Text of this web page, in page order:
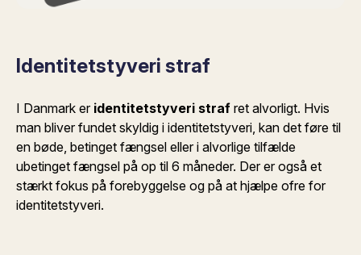
Identitetstyveri straf
I Danmark er identitetstyveri straf ret alvorligt. Hvis
man bliver fundet skyldig i identitetstyveri, kan det føre til
en bøde, betinget fængsel eller i alvorlige tilfælde
ubetinget fængsel på op til 6 måneder. Der er også et
stærkt fokus på forebyggelse og på at hjælpe ofre for
identitetstyveri.